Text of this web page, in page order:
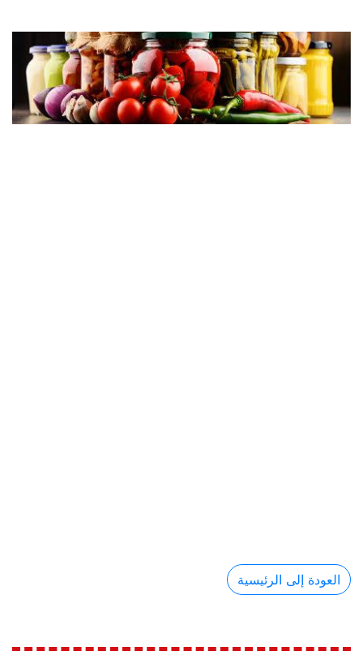
العودة إلى الرئيسية